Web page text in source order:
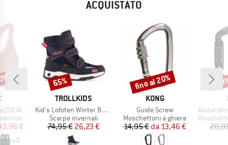
ACQUISTATO
Bra
ridotto
€
+3
MARCHIO
TROLLKIDS
Articolo
Kid's Lofoten Winter Boots
Gruppo di prodotti
Scarpe invernali
Prezzo
74,95 €Prezzo ridotto
26,23 €
Sconto
65%
MARCHIO
KONG
Articolo
Guide Screw
Gruppo di prodotti
Moschettoni a ghiera
Prezzo
14,95 € Prezzo ridotto
da 13,46 €
Sconto
fino al 20%
Articolo
Alukarabiner
Gruppo